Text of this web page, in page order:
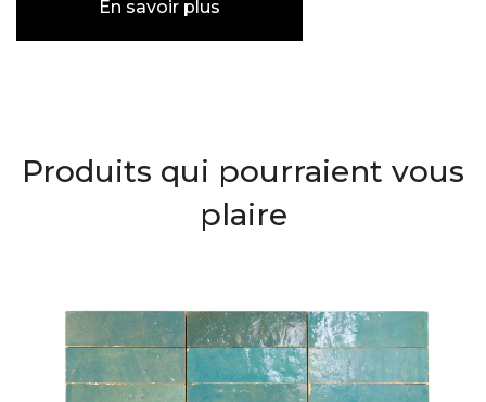
En savoir plus
Produits qui pourraient vous
plaire